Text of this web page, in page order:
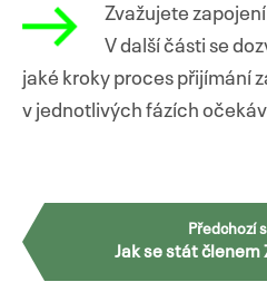
Zvažujete
V další části se
jaké kroky proces přijímání
v jednotlivých fázích
Předchozí
Jak se stát členem